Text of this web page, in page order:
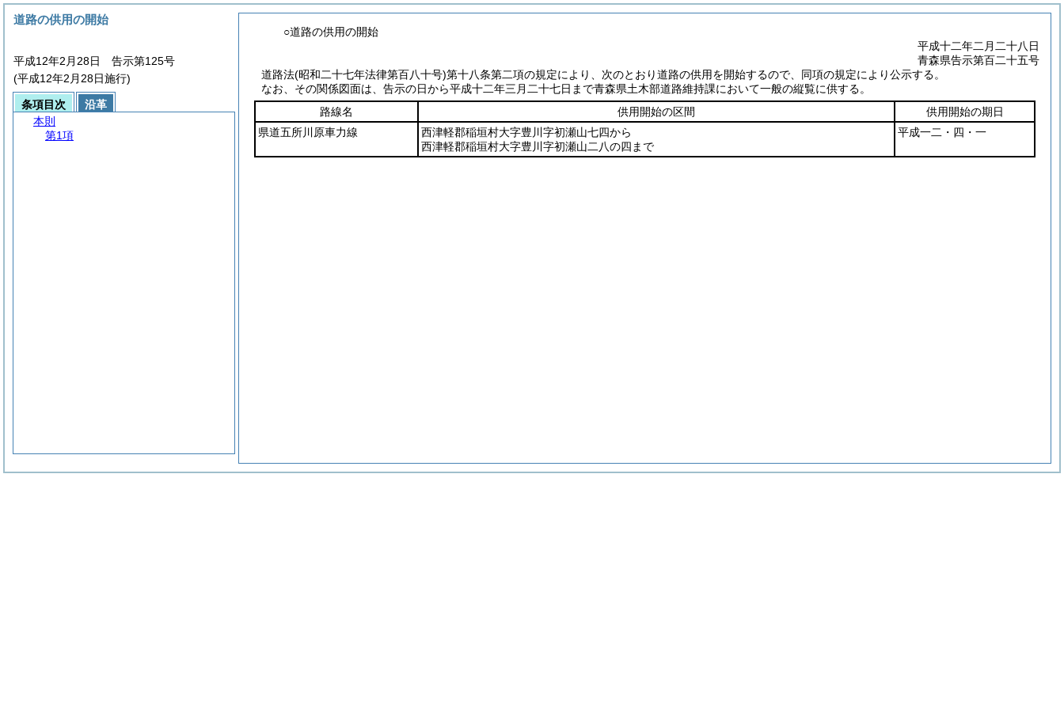
○道路の供用の開始
平成十二年二月二十八日
青森県告示第百二十五号
道路法(昭和二十七年法律第百八十号)第十八条第二項の規定により、次のとおり道路の供用を開始するので、同項の規定により公示する。
なお、その関係図面は、告示の日から平成十二年三月二十七日まで青森県土木部道路維持課において一般の縦覧に供する。
路線名
供用開始の区間
供用開始の期日
県道五所川原車力線
西津軽郡稲垣村大字豊川字初瀬山七四から
西津軽郡稲垣村大字豊川字初瀬山二八の四まで
平成一二・四・一
道路の供用の開始
平成12年2月28日 告示第125号
(平成12年2月28日施行)
条項目次
沿革
本則
第1項